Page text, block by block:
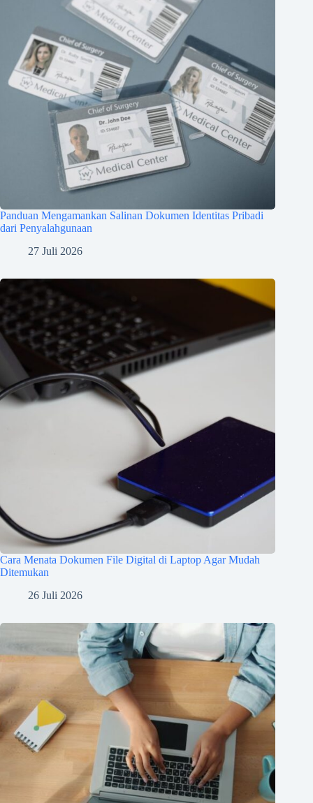
Panduan Mengamankan Salinan Dokumen Identitas Pribadi
dari Penyalahgunaan
27 Juli 2026
Cara Menata Dokumen File Digital di Laptop Agar Mudah
Ditemukan
26 Juli 2026